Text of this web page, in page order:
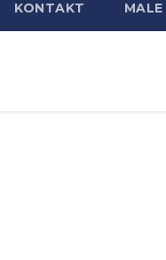
KONTAKT MALE